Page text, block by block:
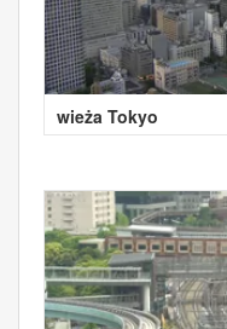
wieża Tokyo